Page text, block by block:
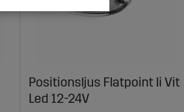
Positionsljus Flatpoint Ii Vit
Led 12-24V